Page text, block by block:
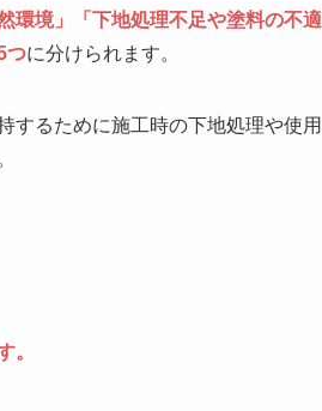
環境」「下地処理不足や塗料の不適
つに分けられます。
するために施工時の下地処理や使用
。